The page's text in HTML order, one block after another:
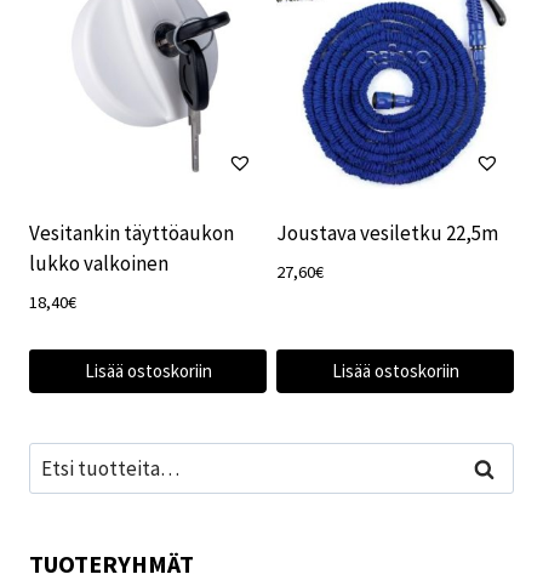
Vesitankin täyttöaukon
lukko valkoinen
18,40€
Lisää ostoskoriin
Joustava vesiletku 22,5m
27,60€
Lisää ostoskoriin
Etsi: Haku
TUOTERYHMÄT